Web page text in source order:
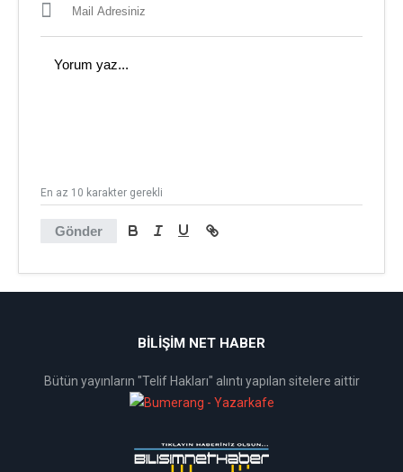
Gönder
En az 10 karakter gerekli
BİLİŞİM NET HABER
Bütün yayınların "Telif Hakları" alıntı yapılan sitelere aittir